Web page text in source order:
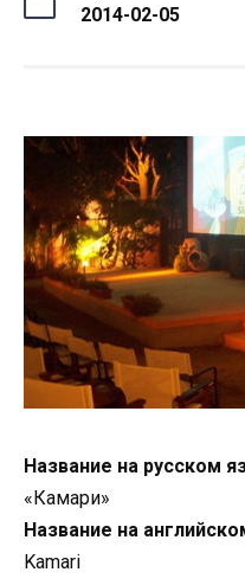
2014-02-05
Название на русском
«Камари»
Название на
Kamari